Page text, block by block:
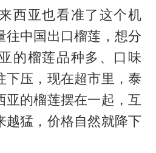
西亚也看准了这个机
往中国出口榴莲，想分
的榴莲品种多、口味
下压，现在超市里，泰
亚的榴莲摆在一起，互
越猛，价格自然就降下